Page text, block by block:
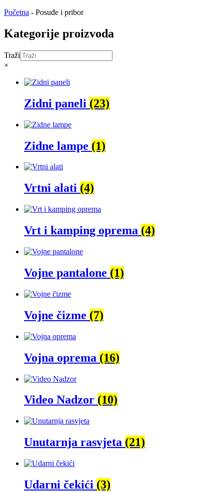
Početna - Posuđe i pribor
Kategorije proizvoda
Traži
×
Zidni paneli (23)
Zidne lampe (1)
Vrtni alati (4)
Vrt i kamping oprema (4)
Vojne pantalone (1)
Vojne čizme (7)
Vojna oprema (16)
Video Nadzor (10)
Unutarnja rasvjeta (21)
Udarni čekići (3)